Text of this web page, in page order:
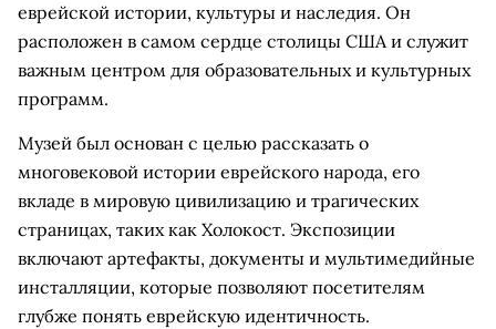
еврейской истории, культуры и наследия. Он
расположен в самом сердце столицы США и служит
важным центром для образовательных и культурных
программ.
Музей был основан с целью рассказать о
многовековой истории еврейского народа, его
вкладе в мировую цивилизацию и трагических
страницах, таких как Холокост. Экспозиции
включают артефакты, документы и мультимедийные
инсталляции, которые позволяют посетителям
глубже понять еврейскую идентичность.